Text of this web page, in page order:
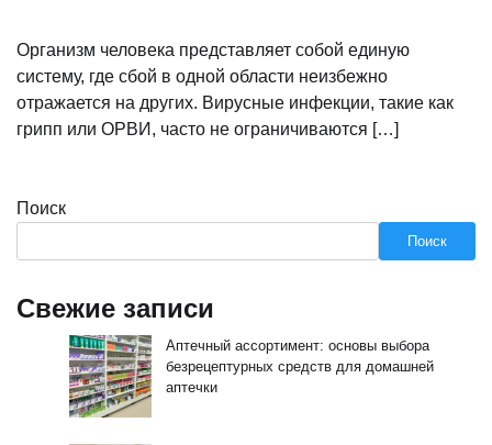
Организм человека представляет собой единую
систему, где сбой в одной области неизбежно
отражается на других. Вирусные инфекции, такие как
грипп или ОРВИ, часто не ограничиваются […]
Поиск
Поиск
Свежие записи
Аптечный ассортимент: основы выбора
безрецептурных средств для домашней
аптечки